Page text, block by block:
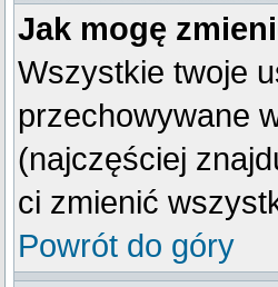
Jak mogę
Wszystkie twoje
przechowywane
(najczęściej
ci zmienić
Powrót do góry